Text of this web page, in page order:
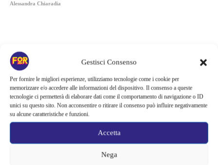
Gestisci Consenso
Per fornire le migliori esperienze, utilizziamo tecnologie come i cookie per
memorizzare e/o accedere alle informazioni del dispositivo. Il consenso a queste
tecnologie ci permetterà di elaborare dati come il comportamento di navigazione o ID
unici su questo sito. Non acconsentire o ritirare il consenso può influire negativamente
su alcune caratteristiche e funzioni.
Accetta
Nega
Alessandra Chiaradia